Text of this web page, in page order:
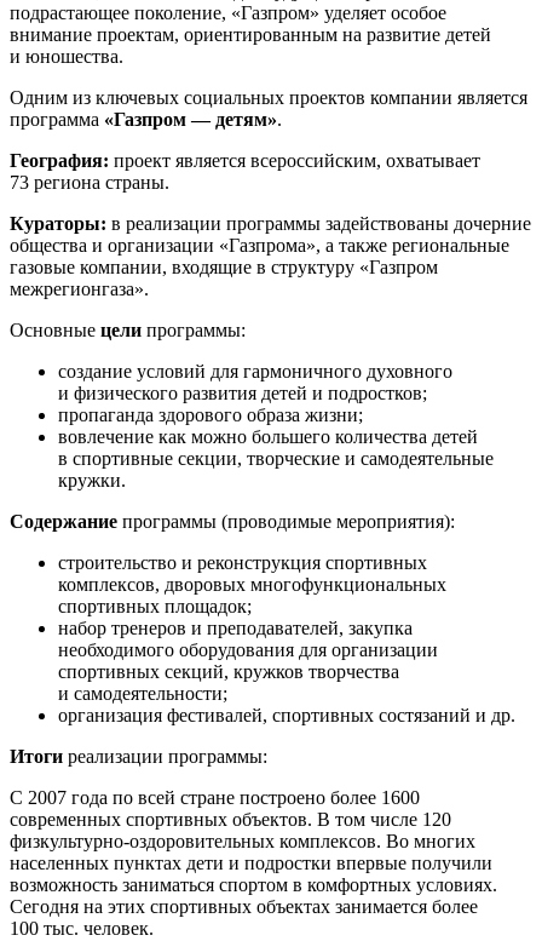
подрастающее поколение, «Газпром» уделяет особое
внимание проектам, ориентированным на развитие детей
и юношества.
Одним из ключевых социальных проектов компании является
программа «Газпром — детям».
География: проект является всероссийским, охватывает
73 региона страны.
Кураторы: в реализации программы задействованы дочерние
общества и организации «Газпрома», а также региональные
газовые компании, входящие в структуру «Газпром
межрегионгаза».
Основные цели программы:
создание условий для гармоничного духовного
и физического развития детей и подростков;
пропаганда здорового образа жизни;
вовлечение как можно большего количества детей
в спортивные секции, творческие и самодеятельные
кружки.
Содержание программы (проводимые мероприятия):
строительство и реконструкция спортивных
комплексов, дворовых многофункциональных
спортивных площадок;
набор тренеров и преподавателей, закупка
необходимого оборудования для организации
спортивных секций, кружков творчества
и самодеятельности;
организация фестивалей, спортивных состязаний и др.
Итоги реализации программы:
С 2007 года по всей стране построено более 1600
современных спортивных объектов. В том числе 120
физкультурно-оздоровительных комплексов. Во многих
населенных пунктах дети и подростки впервые получили
возможность заниматься спортом в комфортных условиях.
Сегодня на этих спортивных объектах занимается более
100 тыс. человек.